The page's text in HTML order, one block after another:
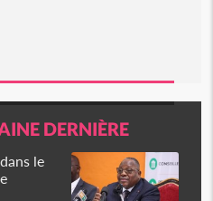
DERNIÈRE
le